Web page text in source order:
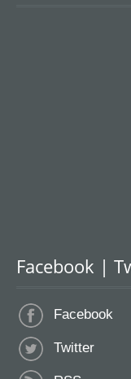
Facebook |
Facebook
Twitter